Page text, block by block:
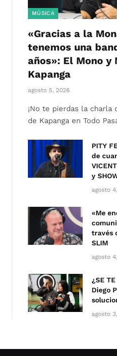
MÚSICA
«Gracias a la
tenemos una
años»: El Mono y
Kapanga
agosto 5, 2026
¡No te pierdas la charla
de Kapanga en Todo
PITY
de
y
agosto
«Me
través
SLIM
agosto
¿SE
Diego
agosto